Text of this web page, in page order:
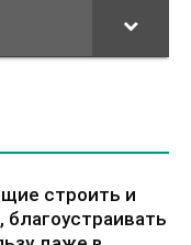
строить и